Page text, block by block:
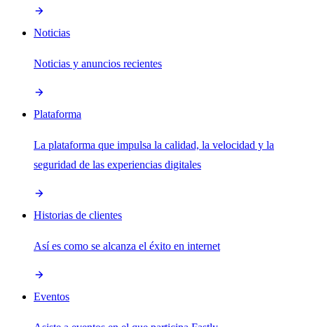
Noticias
Noticias y anuncios recientes
Plataforma
La plataforma que impulsa la calidad, la velocidad y la
seguridad de las experiencias digitales
Historias de clientes
Así es como se alcanza el éxito en internet
Eventos